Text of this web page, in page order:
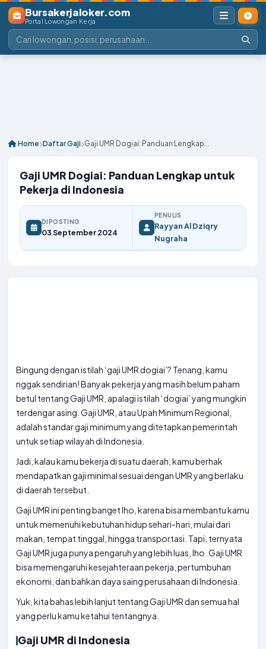
Bursakerjaloker.com
Portal Lowongan Kerja
Home Daftar Gaji Gaji UMR Dogiai: Panduan Lengkap...
Gaji UMR Dogiai: Panduan Lengkap untuk
Pekerja di Indonesia
DIPOSTING
03 September 2024
PENULIS
Rayyan Al Dziqry
Nugraha
Bingung dengan istilah ‘gaji UMR dogiai’? Tenang, kamu
nggak sendirian! Banyak pekerja yang masih belum paham
betul tentang Gaji UMR, apalagi istilah ‘dogiai’ yang mungkin
terdengar asing. Gaji UMR, atau Upah Minimum Regional,
adalah standar gaji minimum yang ditetapkan pemerintah
untuk setiap wilayah di Indonesia.
Jadi, kalau kamu bekerja di suatu daerah, kamu berhak
mendapatkan gaji minimal sesuai dengan UMR yang berlaku
di daerah tersebut.
Gaji UMR ini penting banget lho, karena bisa membantu kamu
untuk memenuhi kebutuhan hidup sehari-hari, mulai dari
makan, tempat tinggal, hingga transportasi. Tapi, ternyata
Gaji UMR juga punya pengaruh yang lebih luas, lho. Gaji UMR
bisa memengaruhi kesejahteraan pekerja, pertumbuhan
ekonomi, dan bahkan daya saing perusahaan di Indonesia.
Yuk, kita bahas lebih lanjut tentang Gaji UMR dan semua hal
yang perlu kamu ketahui tentangnya.
Gaji UMR di Indonesia